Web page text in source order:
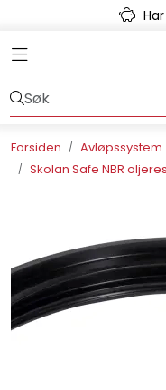
Skip to main content
Toggle navigation
Forsiden Avløpssystem
Skolan Safe NBR
Kulvert
Radonsikring
Rørsystemer